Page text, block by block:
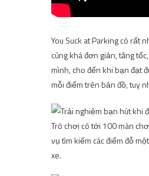
You Suck at Parking có rất
cũng khá đơn giản, tăng
mình, cho đến khi bạn đạt
mỗi điểm trên bản đồ, tuy
Trò chơi có tới 100 màn
vụ tìm kiếm các điểm đỗ
xe.